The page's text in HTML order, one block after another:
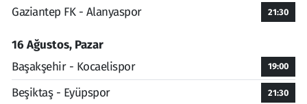
Gaziantep FK - Alanyaspor 21:30
16 Ağustos, Pazar
Başakşehir - Kocaelispor
19:00
Beşiktaş - Eyüpspor 21:30